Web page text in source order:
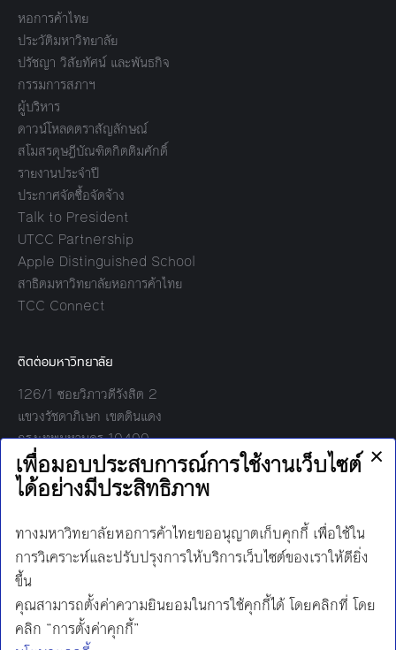
หอการค้าไทย
ประวัติมหาวิทยาลัย
ปรัชญา วิสัยทัศน์ และพันธกิจ
กรรมการสภาฯ
ผู้บริหาร
ดาวน์โหลดตราสัญลักษณ์
สโมสรดุษฎีบัณฑิตกิตติมศักดิ์
รายงานประจำปี
ประกาศจัดซื้อจัดจ้าง
Talk to President
UTCC Partnership
Apple Distinguished School
สาธิตมหาวิทยาลัยหอการค้าไทย
TCC Connect
ติดต่อมหาวิทยาลัย
126/1 ซอยวิภาวดีรังสิต 2
แขวงรัชดาภิเษก เขตดินแดง
กรุงเทพมหานคร 10400
โทร:
02-697-6000
เวลาทำการ:
8.30 - 17.00
Find us on:
Facebook
TwitterYouTube
Instagram
LineMail
นโยบายการคุ้มครองข้อมูลส่วนบุคคล